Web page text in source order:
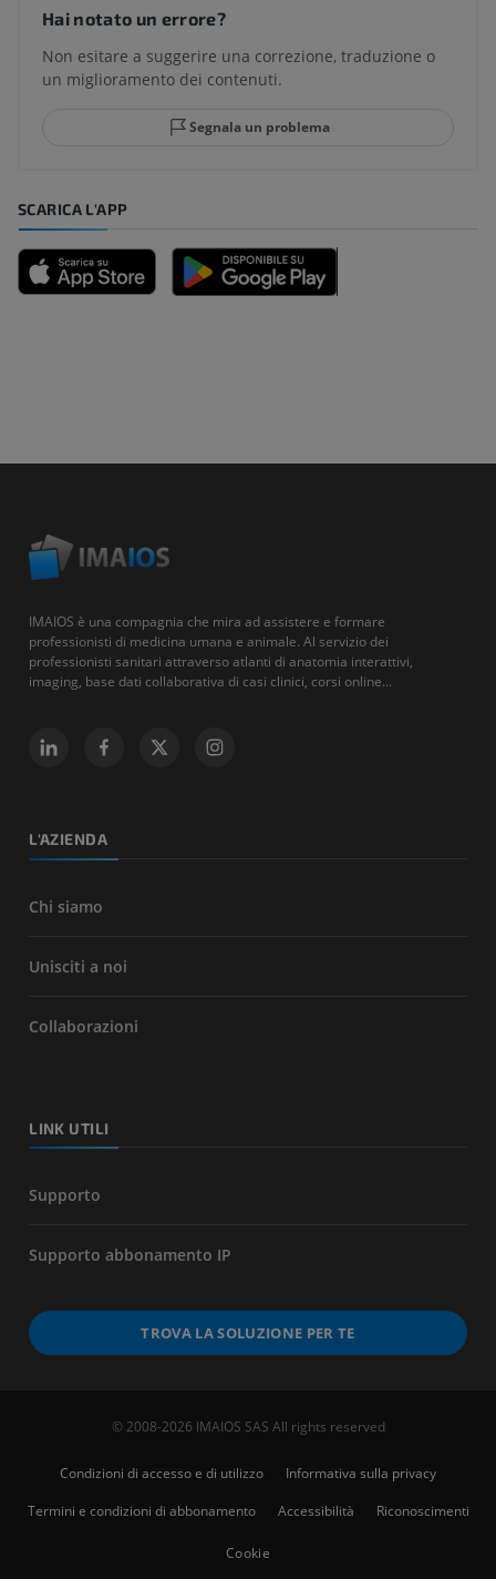
Hai notato un errore?
Non esitare a suggerire una correzione, traduzione o
un miglioramento dei contenuti.
Segnala un problema
SCARICA L'APP
IMAIOS è una compagnia che mira ad assistere e formare
professionisti di medicina umana e animale. Al servizio dei
professionisti sanitari attraverso atlanti di anatomia interattivi,
imaging, base dati collaborativa di casi clinici, corsi online...
L'AZIENDA
Chi siamo
Unisciti a noi
Collaborazioni
LINK UTILI
Supporto
Supporto abbonamento IP
TROVA LA SOLUZIONE PER TE
© 2008-2026 IMAIOS SAS All rights reserved
Condizioni di accesso e di utilizzo
Informativa sulla privacy
Termini e condizioni di abbonamento
Accessibilità Riconoscimenti
Cookie